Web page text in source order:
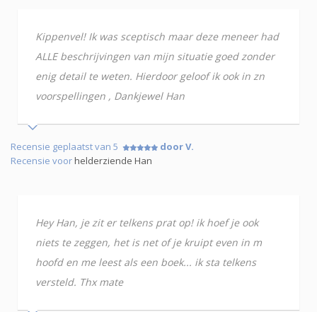
Kippenvel! Ik was sceptisch maar deze meneer had
ALLE beschrijvingen van mijn situatie goed zonder
enig detail te weten. Hierdoor geloof ik ook in zn
voorspellingen , Dankjewel Han
Recensie geplaatst van 5
door V.
Recensie voorhelderziende Han
Hey Han, je zit er telkens prat op! ik hoef je ook
niets te zeggen, het is net of je kruipt even in m
hoofd en me leest als een boek... ik sta telkens
versteld. Thx mate